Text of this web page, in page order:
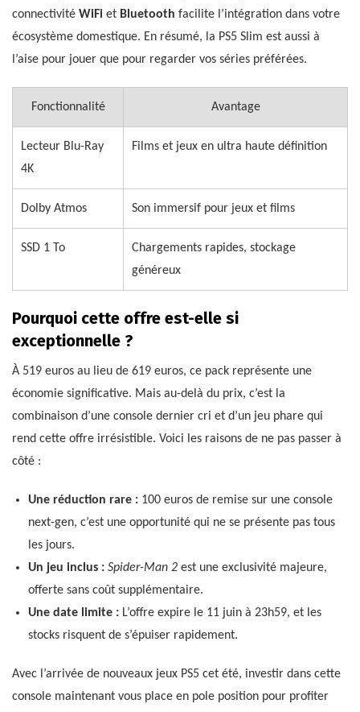
connectivité WiFi et Bluetooth facilite l’intégration dans votre
écosystème domestique. En résumé, la PS5 Slim est aussi à
l’aise pour jouer que pour regarder vos séries préférées.
Fonctionnalité Avantage
Lecteur Blu-Ray
4K
Films et jeux en ultra haute définition
Dolby Atmos Son immersif pour jeux et films
SSD 1 To
Chargements rapides, stockage
généreux
Pourquoi cette offre est-elle si
exceptionnelle ?
À 519 euros au lieu de 619 euros, ce pack représente une
économie significative. Mais au-delà du prix, c’est la
combinaison d’une console dernier cri et d’un jeu phare qui
rend cette offre irrésistible. Voici les raisons de ne pas passer à
côté :
Une réduction rare : 100 euros de remise sur une console
next-gen, c’est une opportunité qui ne se présente pas tous
les jours.
Un jeu inclus : Spider-Man 2 est une exclusivité majeure,
offerte sans coût supplémentaire.
Une date limite : L’offre expire le 11 juin à 23h59, et les
stocks risquent de s’épuiser rapidement.
Avec l’arrivée de nouveaux jeux PS5 cet été, investir dans cette
console maintenant vous place en pole position pour profiter